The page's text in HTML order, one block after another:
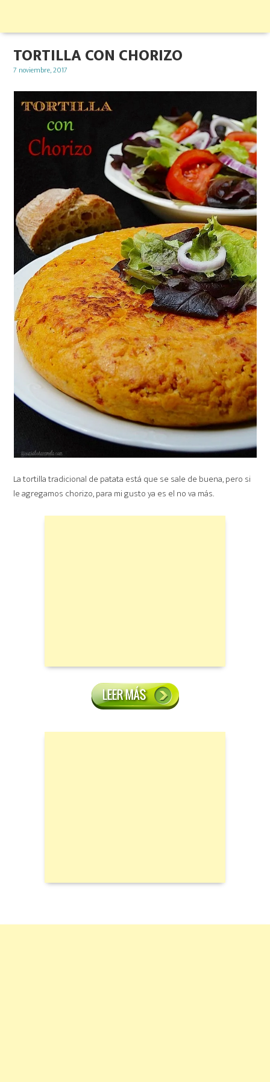
TORTILLA CON CHORIZO
Posted
7 noviembre, 2017
La tortilla tradicional de patata está que se sale de buena, pero si
le agregamos chorizo, para mi gusto ya es el no va más.